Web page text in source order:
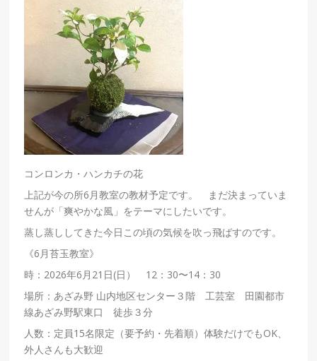
コンロンカ・ハンカチの花
上記が今の所6月教室の教材予定です。 まだ決まっていま
せんが「爽やかな風」をテーマにしたいです。
蒸し蒸ししてきた今日この頃の気候を吹っ飛ばすのです。
《6月苔玉教室》
時：2026年6月21日(日） 12：30〜14：30
場所：あざみ野 山内地区センター３階 工芸室 田園都市
線あざみ野駅東口 徒歩３分
人数：定員15名限定（要予約・先着順）体験だけでもOK、
外人さんも大歓迎